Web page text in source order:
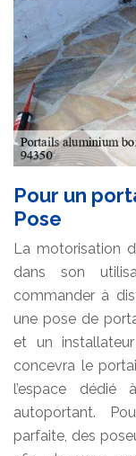
Pour un
Pose
La motorisation
dans son
commander à
une pose de
et un
concevra le
l’espace dédié
autoportant.
parfaite, des